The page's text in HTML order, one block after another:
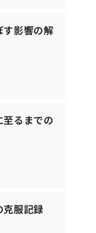
影響の解
るまでの
服記録